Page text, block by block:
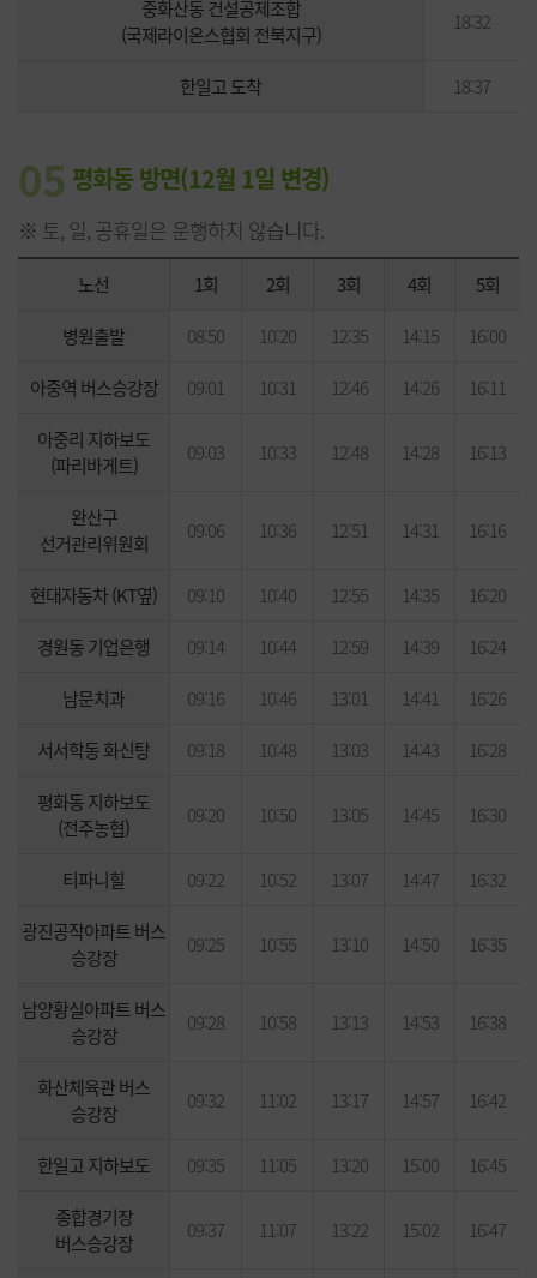
중화산동 건설공제조합
(국제라이온스협회 전북지구)
18:32
한일고 도착 18:37
05 평화동 방면(12월 1일 변경)
※ 토, 일, 공휴일은 운행하지 않습니다.
노선 1회 2회 3회 4회
5회
병원출발
08:50 10:20 12:35 14:15
16:00
아중역 버스승강장
09:01 10:31 12:46 14:26
16:11
아중리 지하보도
(파리바게트)
09:03 10:33 12:48 14:28 16:13
완산구
선거관리위원회
09:06 10:36 12:51 14:31 16:16
현대자동차 (KT옆) 09:10 10:40 12:55 14:35
16:20
경원동 기업은행
09:14 10:44 12:59 14:39
16:24
남문치과
09:16 10:46 13:01 14:41
16:26
서서학동 화신탕
09:18 10:48 13:03 14:43
16:28
평화동 지하보도
(전주농협)
09:20 10:50 13:05 14:45 16:30
티파니힐 09:22 10:52 13:07 14:47
16:32
광진공작아파트 버스
승강장
09:25 10:55 13:10 14:50 16:35
남양황실아파트 버스
승강장
09:28 10:58 13:13 14:53 16:38
화산체육관 버스
승강장
09:32 11:02 13:17 14:57 16:42
한일고 지하보도 09:35 11:05 13:20 15:00
16:45
종합경기장
버스승강장
09:37 11:07 13:22 15:02 16:47